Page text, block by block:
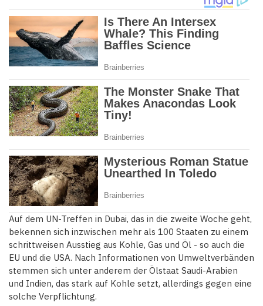
Auf dem UN-Treffen in Dubai, das in die zweite Woche geht,
bekennen sich inzwischen mehr als 100 Staaten zu einem
schrittweisen Ausstieg aus Kohle, Gas und Öl - so auch die
EU und die USA. Nach Informationen von Umweltverbänden
stemmen sich unter anderem der Ölstaat Saudi-Arabien
und Indien, das stark auf Kohle setzt, allerdings gegen eine
solche Verpflichtung.